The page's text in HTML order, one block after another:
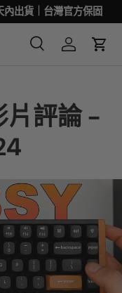
內出貨｜台灣官方保固
片評論 -